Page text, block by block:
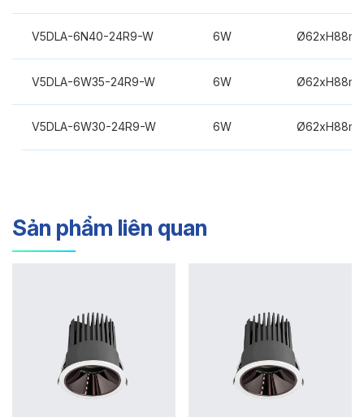
V5DLA-6N40-24R9-W 6W
V5DLA-6W35-24R9-W 6W
V5DLA-6W30-24R9-W 6W
Sản phẩm liên quan